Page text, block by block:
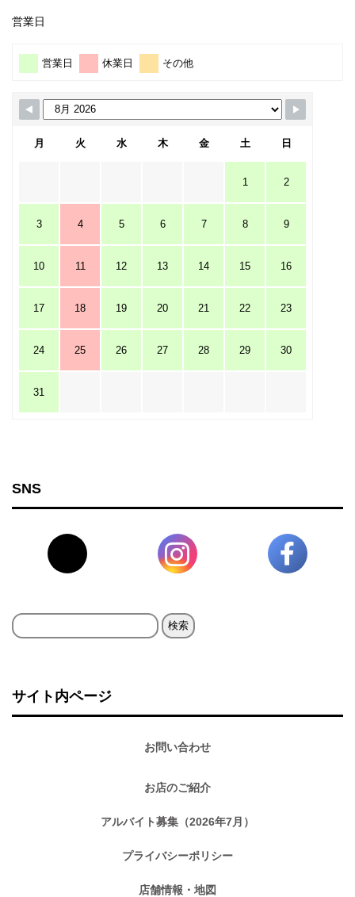
営業日
営業日 休業日 その他
月 火 水 木 金 土 日
1 2
3 4 5 6 7 8 9
10 11 12 13 14 15 16
17 18 19 20 21 22 23
24 25 26 27 28 29 30
31
SNS
検
サイト内ページ
お問い合わせ
お店のご紹介
アルバイト募集（2026年7月）
プライバシーポリシー
店舗情報・地図